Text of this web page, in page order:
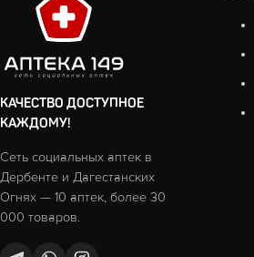
КАЧЕСТВО ДОСТУПНОЕ
КАЖДОМУ!
Сеть социальных аптек в
Дербенте и Дагестанских
Огнях — 10 аптек, более 30
000 товаров.